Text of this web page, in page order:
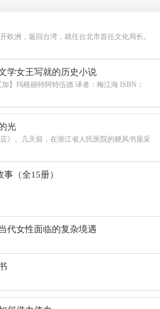
欧洲，返回台湾，就任台北市首任文化局长。
学女王写就的历史小说
】玛格丽特阿特伍德 译者：梅江海 ISBN：
光
》。几天前，在浙江省人民医院的晓风书屋采
（全15册）
代女性面临的复杂境遇